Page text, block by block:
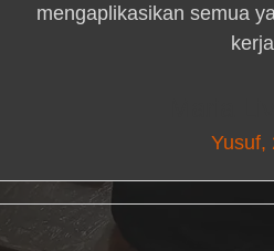
mengaplikasikan semua
kerja
Yusuf,